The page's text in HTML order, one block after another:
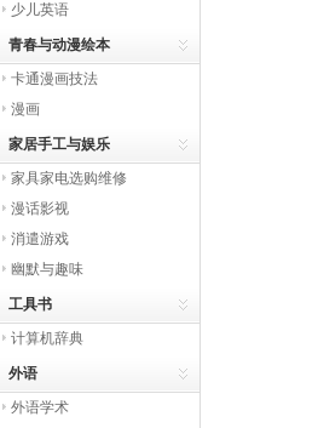
少儿英语
青春与动漫绘本
卡通漫画技法
漫画
家居手工与娱乐
家具家电选购维修
漫话影视
消遣游戏
幽默与趣味
工具书
计算机辞典
外语
外语学术